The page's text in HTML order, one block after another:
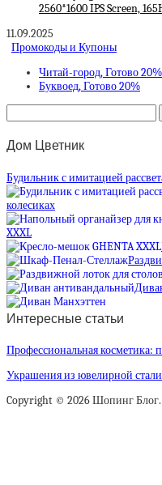
2560*1600 IPS Screen,
11.09.2025
Промокоды и Купоны
Читай-город, Готово 20%
Буквоед, Готово 20%
Дом Цветник
Будильник с имитацией
колесиках
XXXL
Интересные статьи
Профессиональная косметика:
Украшения из ювелирной
Copyright © 2026 Шопинг Блог.